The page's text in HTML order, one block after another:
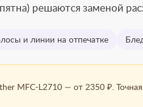
решаются заменой
и линии на отпечатке
MFC-L2710 — от 2350 ₽.